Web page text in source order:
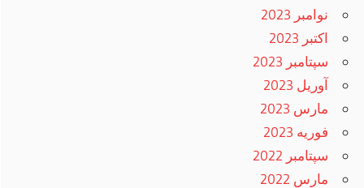
نوامبر 2023
اکتبر 2023
سپتامبر 2023
آوریل 2023
مارس 2023
فوریه 2023
سپتامبر 2022
مارس 2022